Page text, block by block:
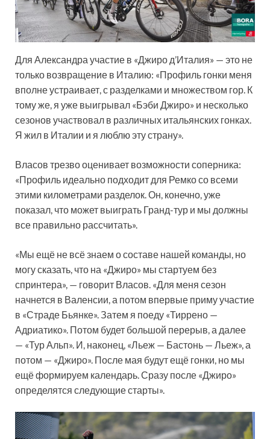
Для Александра участие в «Джиро д’Италия» — это не
только возвращение в Италию: «Профиль гонки меня
вполне устраивает, с разделками и множеством гор. К
тому же, я уже выигрывал «Бэби Джиро» и несколько
сезонов участвовал в различных итальянских гонках.
Я жил в Италии и я люблю эту страну».
Власов трезво оценивает возможности соперника:
«Профиль идеально подходит для Ремко со всеми
этими километрами разделок. Он, конечно, уже
показал, что может выиграть Гранд-тур и мы должны
все правильно рассчитать».
«Мы ещё не всё знаем о составе нашей команды, но
могу сказать, что на «Джиро» мы стартуем без
спринтера», — говорит Власов. «Для меня сезон
начнется в Валенсии, а потом впервые приму участие
в «Страде Бьянке». Затем я поеду «Тиррено —
Адриатико». Потом будет большой перерыв, а далее
— «Тур Альп». И, наконец, «Льеж — Бастонь — Льеж», а
потом — «Джиро». После мая будут ещё гонки, но мы
ещё формируем календарь. Сразу после «Джиро»
определятся следующие старты».